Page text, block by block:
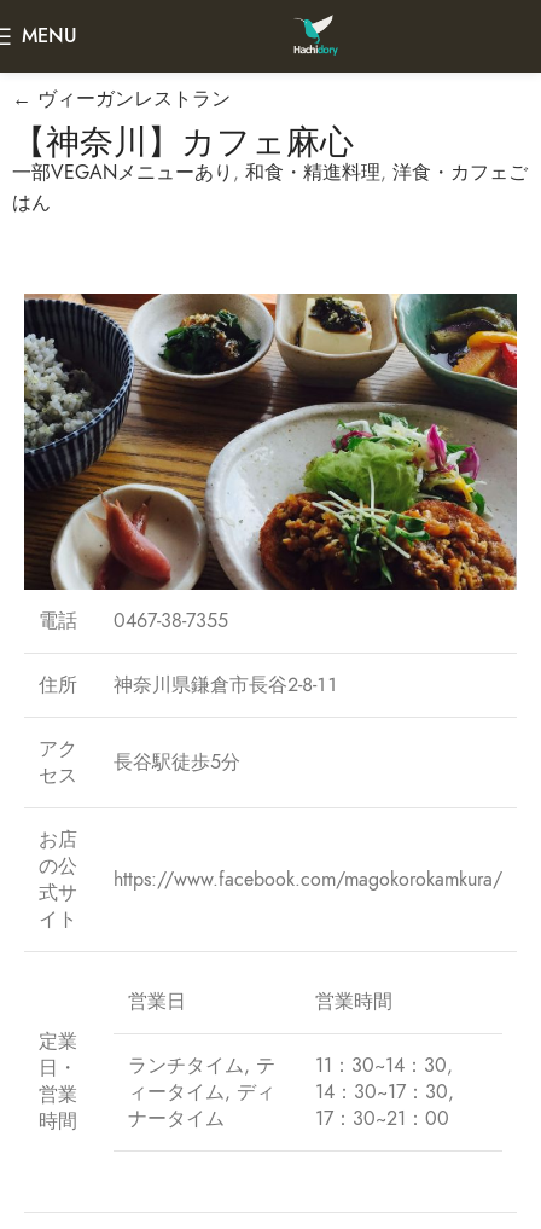
MENU
← ヴィーガンレストラン
【神奈川】カフェ麻心
一部VEGANメニューあり , 和食・精進料理, 洋食・カフェご
はん
電話 0467-38-7355
住所 神奈川県鎌倉市長谷２-８-１１
アク
セス
長谷駅徒歩5分
お店
の公
式サ
イト
https://www.facebook.com/magokorokamkura/
定業
日・
営業
時間
営業日 営業時間
ランチタイム, テ
ィータイム, ディ
ナータイム
11：30~14：30,
14：30~17：30,
17：30~21：00